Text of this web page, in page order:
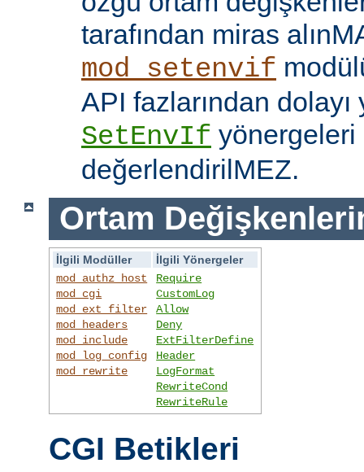
tarafından miras
mod_setenvif
API fazlarından
SetEnvIf yönergeleri
değerlendirilMEZ.
Ortam
İlgili Modüller
İlgili Yönergeler
mod_authz_host
mod_cgi
mod_ext_filter
mod_headers
mod_include
mod_log_config
mod_rewrite
Require
CustomLog
Allow
Deny
ExtFilterDefine
Header
LogFormat
RewriteCond
RewriteRule
CGI Betikleri